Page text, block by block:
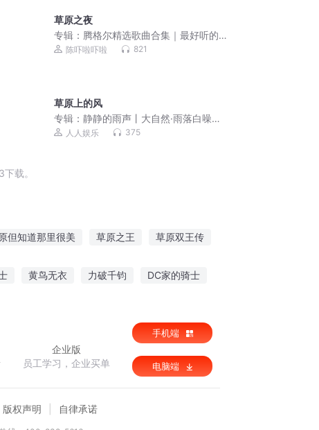
草原之夜
专辑： 腾格尔精选歌曲合集｜最好听的
歌曲，超高清音质
陈吓啦吓啦 821
草原上的风
专辑：静静的雨声丨大自然·雨落白噪音
丨深度放松 轻松入睡
人人娱乐 375
载。
但知道那里很美 草原之王 草原双王传
黄鸟无衣 力破千钧 DC家的骑士
企业版
员工学习，企业买单
手机端
电脑端
版权声明 自律承诺